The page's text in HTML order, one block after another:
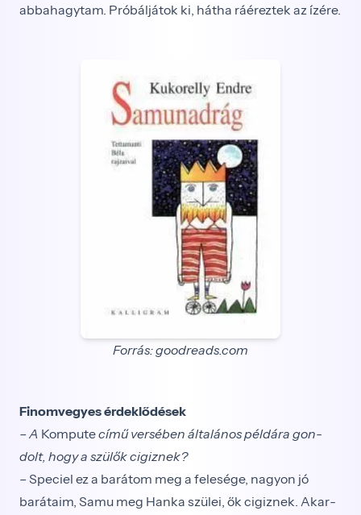
abbahagytam. Pró­báljátok ki, hátha ráéreztek az ízére.
Forrás: goodreads.com
Finomvegyes érdeklődések
– A Komputecímű versében általános példára gon­
dolt, hogy a szülők cigiznek?
– Speciel ez a barátom meg a felesége, nagyon jó
barátaim, Samu meg Hanka szülei, ők cigiznek. Akar­